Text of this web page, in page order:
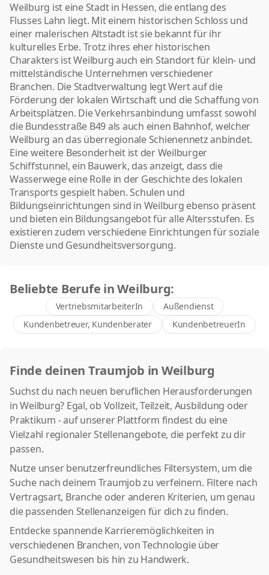
Weilburg ist eine Stadt in Hessen, die entlang des
Flusses Lahn liegt. Mit einem historischen Schloss und
einer malerischen Altstadt ist sie bekannt für ihr
kulturelles Erbe. Trotz ihres eher historischen
Charakters ist Weilburg auch ein Standort für klein- und
mittelständische Unternehmen verschiedener
Branchen. Die Stadtverwaltung legt Wert auf die
Förderung der lokalen Wirtschaft und die Schaffung von
Arbeitsplätzen. Die Verkehrsanbindung umfasst sowohl
die Bundesstraße B49 als auch einen Bahnhof, welcher
Weilburg an das überregionale Schienennetz anbindet.
Eine weitere Besonderheit ist der Weilburger
Schiffstunnel, ein Bauwerk, das anzeigt, dass die
Wasserwege eine Rolle in der Geschichte des lokalen
Transports gespielt haben. Schulen und
Bildungseinrichtungen sind in Weilburg ebenso präsent
und bieten ein Bildungsangebot für alle Altersstufen. Es
existieren zudem verschiedene Einrichtungen für soziale
Dienste und Gesundheitsversorgung.
Beliebte Berufe in Weilburg:
VertriebsmitarbeiterIn
Außendienst
Kundenbetreuer, Kundenberater
KundenbetreuerIn
Finde deinen Traumjob in Weilburg
Suchst du nach neuen beruflichen Herausforderungen
in Weilburg? Egal, ob Vollzeit, Teilzeit, Ausbildung oder
Praktikum - auf unserer Plattform findest du eine
Vielzahl regionaler Stellenangebote, die perfekt zu dir
passen.
Nutze unser benutzerfreundliches Filtersystem, um die
Suche nach deinem Traumjob zu verfeinern. Filtere nach
Vertragsart, Branche oder anderen Kriterien, um genau
die passenden Stellenanzeigen für dich zu finden.
Entdecke spannende Karrieremöglichkeiten in
verschiedenen Branchen, von Technologie über
Gesundheitswesen bis hin zu Handwerk.